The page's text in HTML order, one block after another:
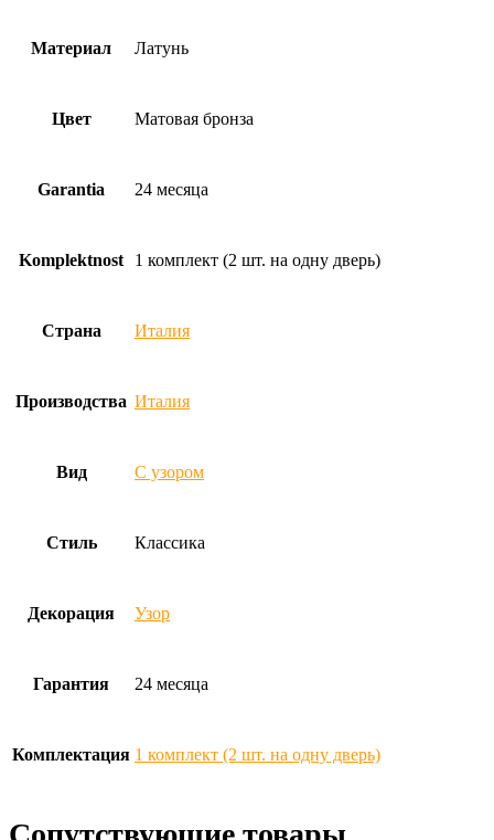
бронза
Материал Латунь
Цвет Матовая бронза
Garantia 24 месяца
Komplektnost 1 комплект (2 шт. на одну дверь)
Страна Италия
Производства Италия
Вид С узором
Стиль Классика
Декорация Узор
Гарантия 24 месяца
Комплектация 1 комплект (2 шт. на одну дверь)